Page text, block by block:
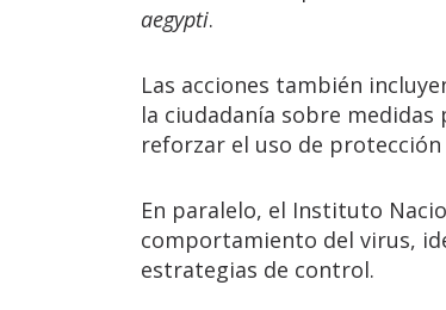
aegypti.
Las acciones también
la ciudadanía sobre
reforzar el uso de
En paralelo, el Instituto
comportamiento del virus,
estrategias de control.